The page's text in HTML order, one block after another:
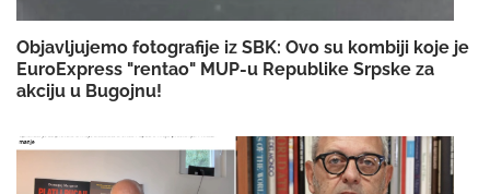
Objavljujemo fotografije iz SBK: Ovo su kombiji koje je
EuroExpress "rentao" MUP-u Republike Srpske za
akciju u Bugojnu!